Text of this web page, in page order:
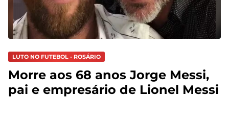
LUTO NO FUTEBOL - ROSÁRIO
Morre aos 68 anos Jorge Messi,
pai e empresário de Lionel Messi